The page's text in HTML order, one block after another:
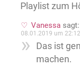
Playlist zum
Vanessa sagt:
08.01.2019 um
Das ist
machen.